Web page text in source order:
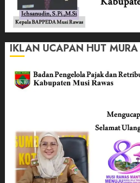
IKLAN UCAPAN HUT